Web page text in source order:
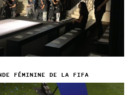
FÉMININE DE LA FIFA